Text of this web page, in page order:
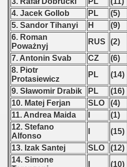
4. Jacek Gollob
PL (5)
5. Sandor Tihanyi
H (9)
6. Roman
Poważnyj
RUS (2)
7. Antonin Svab
CZ (6)
8. Piotr
Protasiewicz
PL (14)
9. Sławomir Drabik
PL (16)
10. Matej Ferjan
SLO (4)
11. Andrea Maida
(1)
12. Stefano
Alfonso
(15)
13. Izak Santej
SLO (12)
14. Simone
(10)
- 2003
- 2004
- 2005
- 2006
- 2007
- 2008
- 2009
- 2010